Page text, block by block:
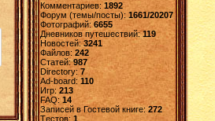
Комментариев: 1892
Форум (темы/посты):1661/20207
Фотографий:6655
Дневников путешествий:119
Новостей:3241
Файлов: 242
Статей:987
Directory: 7
Ad-board:110
Игр: 213
FAQ:14
Записей в Гостевой книге:272
Tестов: 1